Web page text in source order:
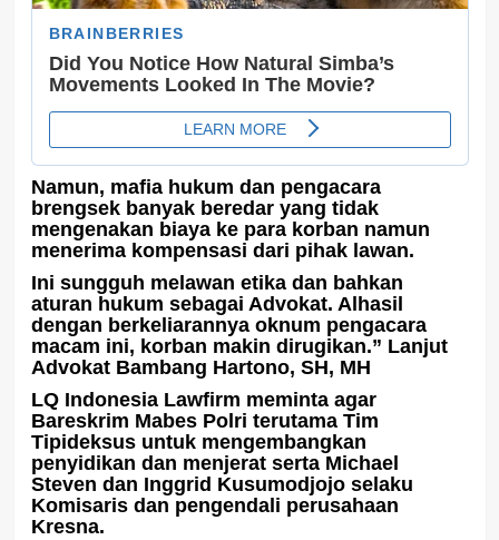
Namun, mafia hukum dan pengacara
brengsek banyak beredar yang tidak
mengenakan biaya ke para korban namun
menerima kompensasi dari pihak lawan.
Ini sungguh melawan etika dan bahkan
aturan hukum sebagai Advokat. Alhasil
dengan berkeliarannya oknum pengacara
macam ini, korban makin dirugikan.” Lanjut
Advokat Bambang Hartono, SH, MH
LQ Indonesia Lawfirm meminta agar
Bareskrim Mabes Polri terutama Tim
Tipideksus untuk mengembangkan
penyidikan dan menjerat serta Michael
Steven dan Inggrid Kusumodjojo selaku
Komisaris dan pengendali perusahaan
Kresna.